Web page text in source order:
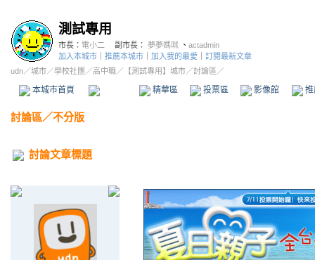
測試專用
市長： 電小二 副市長： 夢夢媽咪 、 actadmin
加入本城市
推薦本城市 加入我的最愛
訂閱最新文章
udn／城市／學校社團 ／高中職／ 【測試專用】城市／討論區／
本城市首頁 精華區 投票區 影像館
討論區／不分版
討論文章標題